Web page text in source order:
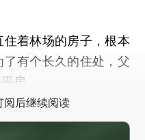
着林场的房子，根本
有个长久的住处，父
房。
阅后继续阅读